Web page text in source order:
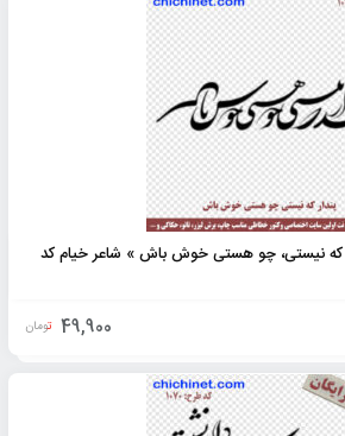
که نیستی، چو هستی خوش باش » شاعر خیام کد
49,900 تومان